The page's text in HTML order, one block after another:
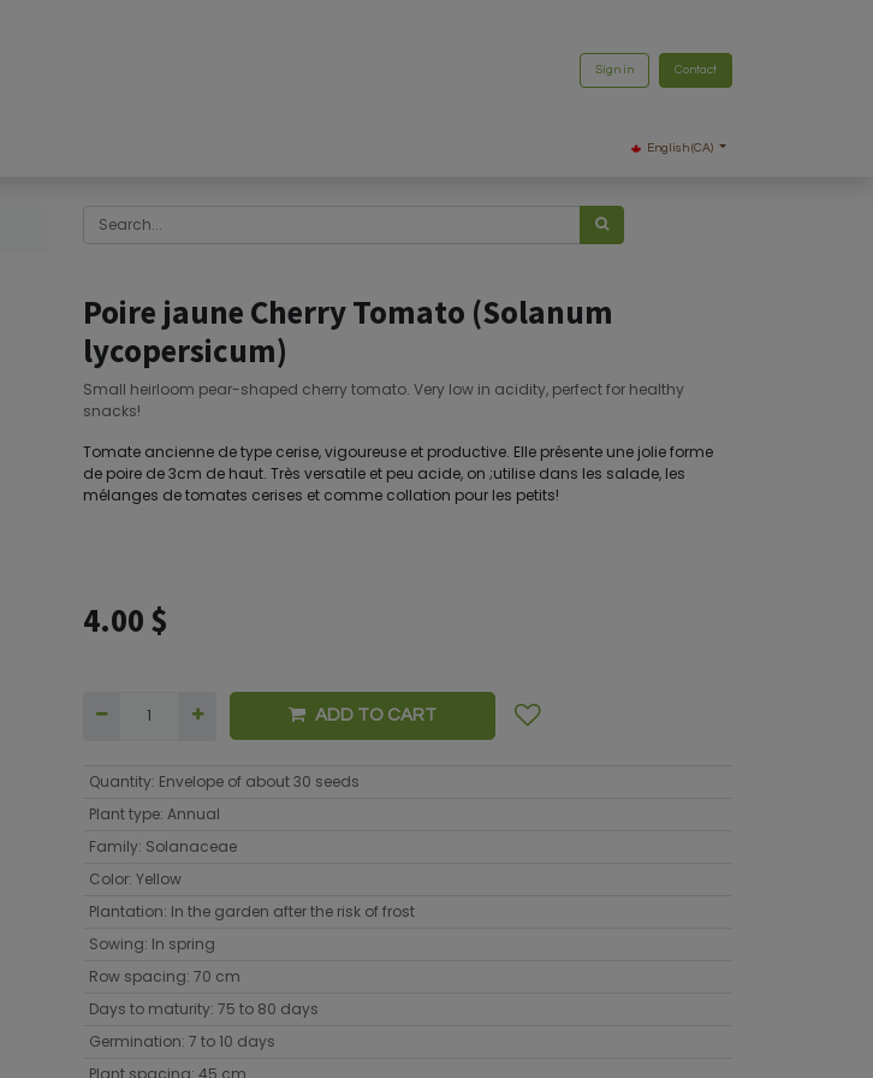
Sign in Contact
English (CA)
Poire jaune Cherry Tomato (Solanum
lycopersicum)
Small heirloom pear-shaped cherry tomato. Very low in acidity, perfect for healthy
snacks!
Tomate ancienne de type cerise, vigoureuse et productive. Elle présente une jolie forme
de poire de 3cm de haut. Très versatile et peu acide, on ;utilise dans les salade, les
mélanges de tomates cerises et comme collation pour les petits!
4.00 $
ADD TO CART
Quantity: Envelope of about 30 seeds
Plant type: Annual
Family: Solanaceae
Color: Yellow
Plantation: In the garden after the risk of frost
Sowing: In spring
Row spacing: 70 cm
Days to maturity: 75 to 80 days
Germination: 7 to 10 days
Plant spacing: 45 cm